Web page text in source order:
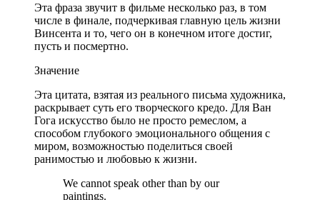
Эта фраза звучит в фильме несколько раз, в том
числе в финале, подчеркивая главную цель жизни
Винсента и то, чего он в конечном итоге достиг,
пусть и посмертно.
Значение
Эта цитата, взятая из реального письма художника,
раскрывает суть его творческого кредо. Для Ван
Гога искусство было не просто ремеслом, а
способом глубокого эмоционального общения с
миром, возможностью поделиться своей
ранимостью и любовью к жизни.
We cannot speak other than by our
paintings.